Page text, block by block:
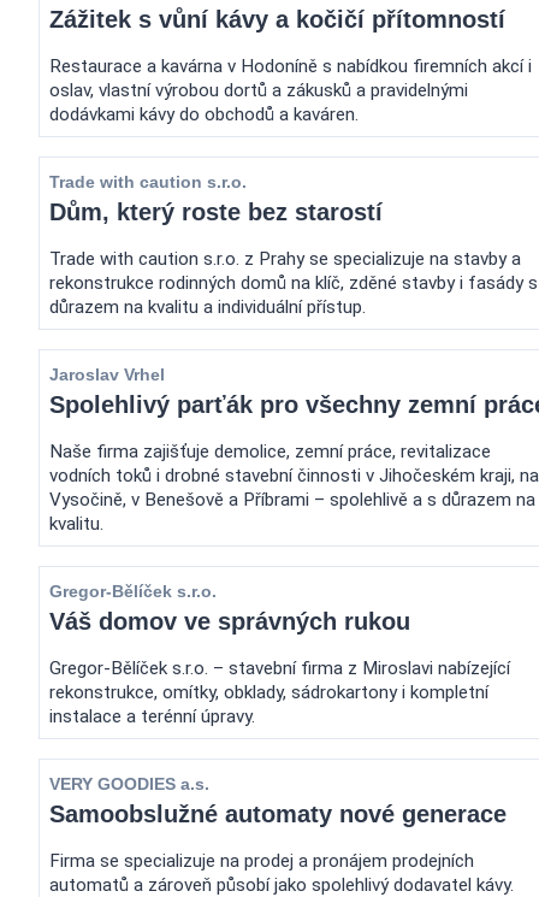
Zážitek s vůní kávy a kočičí přítomností
Restaurace a kavárna v Hodoníně s nabídkou firemních akcí i
oslav, vlastní výrobou dortů a zákusků a pravidelnými
dodávkami kávy do obchodů a kaváren.
Trade with caution s.r.o.
Dům, který roste bez starostí
Trade with caution s.r.o. z Prahy se specializuje na stavby a
rekonstrukce rodinných domů na klíč, zděné stavby i fasády s
důrazem na kvalitu a individuální přístup.
Jaroslav Vrhel
Spolehlivý parťák pro všechny zemní
Naše firma zajišťuje demolice, zemní práce, revitalizace
vodních toků i drobné stavební činnosti v Jihočeském kraji, na
Vysočině, v Benešově a Příbrami – spolehlivě a s důrazem na
kvalitu.
Gregor-Bělíček s.r.o.
Váš domov ve správných rukou
Gregor-Bělíček s.r.o. – stavební firma z Miroslavi nabízející
rekonstrukce, omítky, obklady, sádrokartony i kompletní
instalace a terénní úpravy.
VERY GOODIES a.s.
Samoobslužné automaty nové generace
Firma se specializuje na prodej a pronájem prodejních
automatů a zároveň působí jako spolehlivý dodavatel kávy.